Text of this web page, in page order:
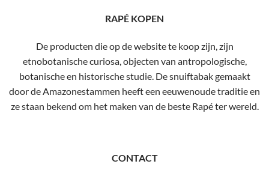
RAPÉ KOPEN
De producten die op de website te koop zijn, zijn
etnobotanische curiosa, objecten van antropologische,
botanische en historische studie. De snuiftabak gemaakt
door de Amazonestammen heeft een eeuwenoude traditie en
ze staan ​​bekend om het maken van de beste Rapé ter wereld.
CONTACT